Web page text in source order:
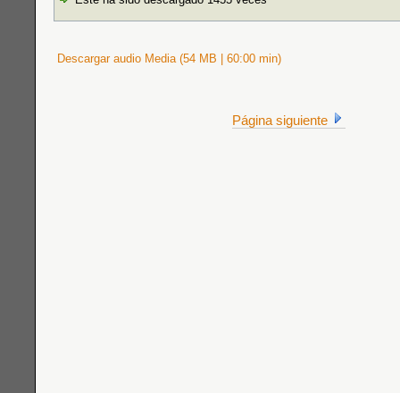
Descargar audio Media (54 MB | 60:00 min)
Página siguiente